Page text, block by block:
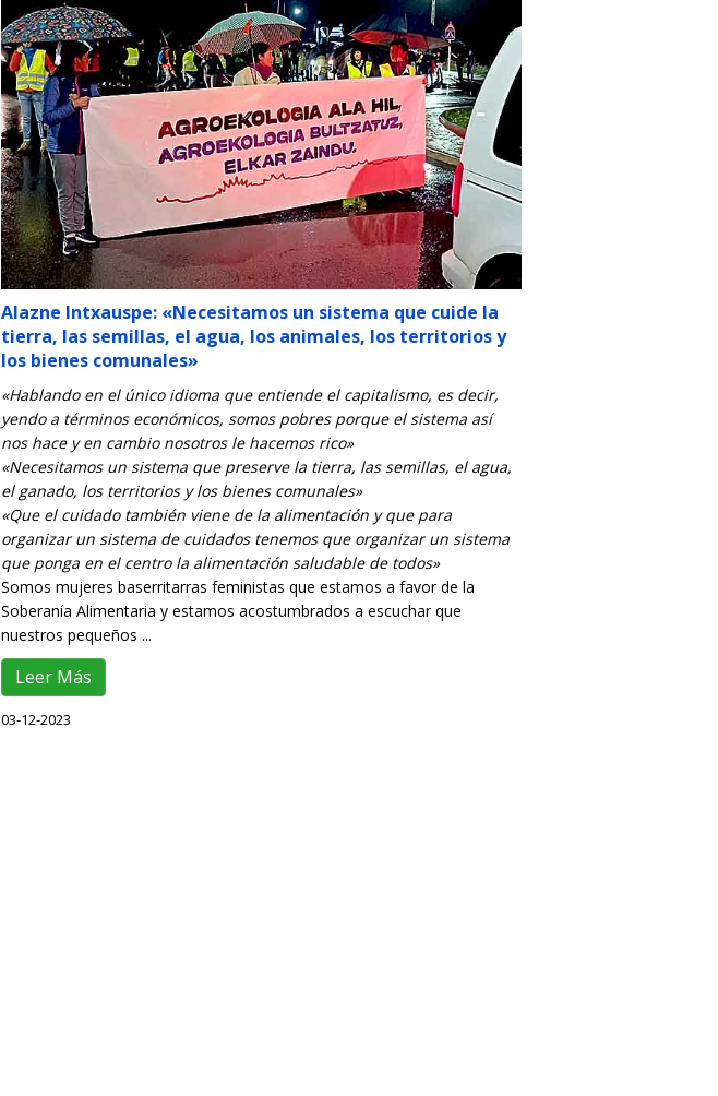
Alazne Intxauspe: «Necesitamos un sistema que cuide la
tierra, las semillas, el agua, los animales, los territorios y
los bienes comunales»
«Hablando en el único idioma que entiende el capitalismo, es decir,
yendo a términos económicos, somos pobres porque el sistema así
nos hace y en cambio nosotros le hacemos rico»
«Necesitamos un sistema que preserve la tierra, las semillas, el agua,
el ganado, los territorios y los bienes comunales»
«Que el cuidado también viene de la alimentación y que para
organizar un sistema de cuidados tenemos que organizar un sistema
que ponga en el centro la alimentación saludable de todos»
Somos mujeres baserritarras feministas que estamos a favor de la
Soberanía Alimentaria y estamos acostumbrados a escuchar que
nuestros pequeños ...
Leer Más
03-12-2023